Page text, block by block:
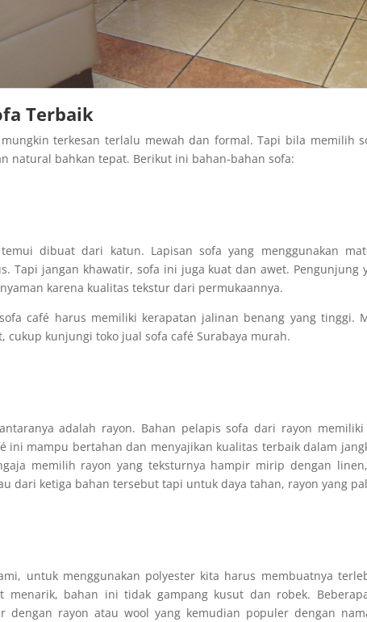
Terbaik
terkesan terlalu mewah dan formal. Tapi bila memilih
natural bahkan tepat. Berikut ini bahan-bahan sofa:
dibuat dari katun. Lapisan sofa yang menggunakan
Tapi jangan khawatir, sofa ini juga kuat dan awet. Pengunjung
karena kualitas tekstur dari permukaannya.
café harus memiliki kerapatan jalinan benang yang tinggi.
kunjungi toko jual sofa café Surabaya murah.
adalah rayon. Bahan pelapis sofa dari rayon memiliki
ini mampu bertahan dan menyajikan kualitas terbaik dalam
memilih rayon yang teksturnya hampir mirip dengan
dari ketiga bahan tersebut tapi untuk daya tahan, rayon yang
untuk menggunakan polyester kita harus membuatnya
menarik, bahan ini tidak gampang kusut dan robek.
dengan rayon atau wool yang kemudian populer dengan